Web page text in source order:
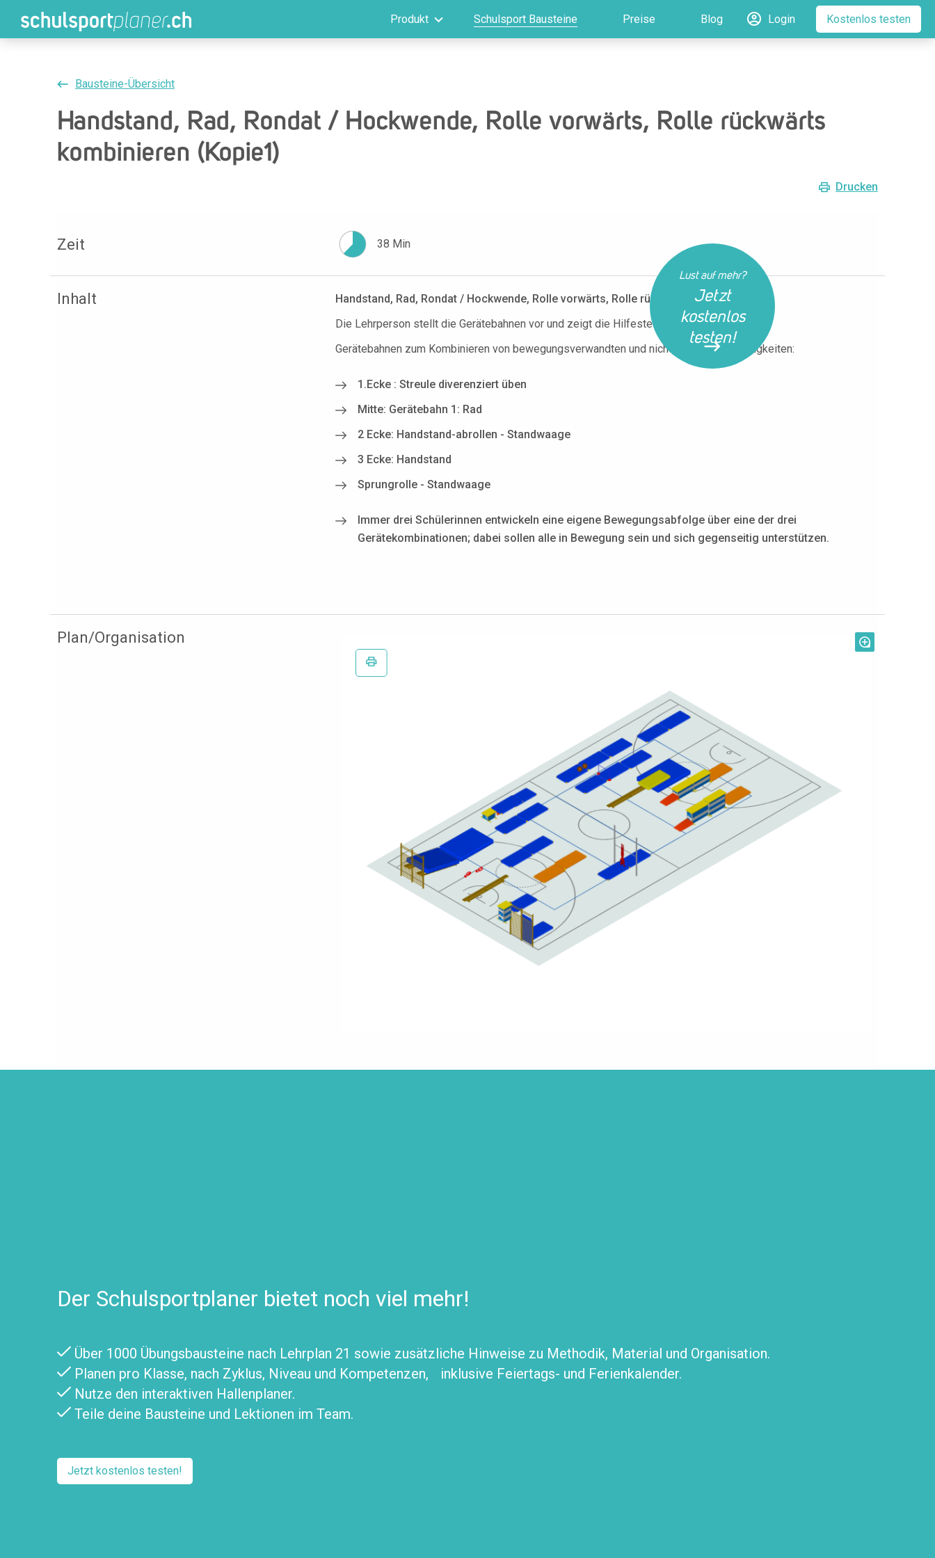
Produkt Schulsport Bausteine Preise Blog Login Kostenlos testen
Lust auf mehr?
Jetzt
kostenlos
testen!
Bausteine-Übersicht
Handstand, Rad, Rondat / Hockwende, Rolle vorwärts, Rolle rückwärts
kombinieren (Kopie1)
Drucken
Zeit 38 Min
Inhalt
Handstand, Rad, Rondat / Hockwende, Rolle vorwärts, Rolle rückwärts kombinieren
Die Lehrperson stellt die Gerätebahnen vor und zeigt die Hilfestellung vor.
Gerätebahnen zum Kombinieren von bewegungsverwandten und nicht verwandten Fertigkeiten:
1.Ecke : Streule diverenziert üben
Mitte: Gerätebahn 1: Rad
2 Ecke: Handstand-abrollen - Standwaage
3 Ecke: Handstand
Sprungrolle - Standwaage
Immer drei Schülerinnen entwickeln eine eigene Bewegungsabfolge über eine der drei
Gerätekombinationen; dabei sollen alle in Bewegung sein und sich gegenseitig unterstützen.
Plan/Organisation
Der Schulsportplaner bietet noch viel mehr!
Über 1000 Übungsbausteine nach Lehrplan 21 sowie zusätzliche Hinweise zu Methodik, Material und Organisation.
Planen pro Klasse, nach Zyklus, Niveau und Kompetenzen, inklusive Feiertags- und Ferienkalender.
Nutze den interaktiven Hallenplaner.
Teile deine Bausteine und Lektionen im Team.
Jetzt kostenlos testen!